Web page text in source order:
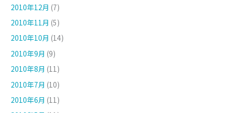
2010年12月 (7)
2010年11月 (5)
2010年10月 (14)
2010年9月 (9)
2010年8月 (11)
2010年7月 (10)
2010年6月 (11)